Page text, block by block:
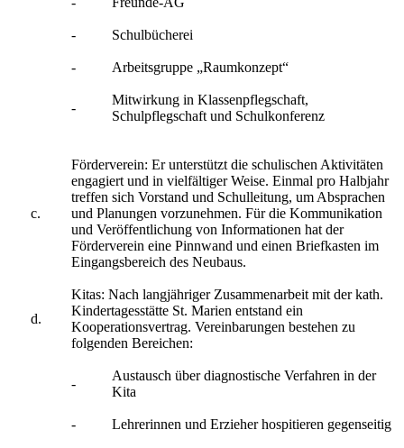
- Schulbücherei
- Arbeitsgruppe „Raumkonzept“
-
Mitwirkung in Klassenpflegschaft,
Schulpflegschaft und Schulkonferenz
c.
Förderverein: Er unterstützt die schulischen Aktivitäten
engagiert und in vielfältiger Weise. Einmal pro Halbjahr
treffen sich Vorstand und Schulleitung, um Absprachen
und Planungen vorzunehmen. Für die Kommunikation
und Veröffentlichung von Informationen hat der
Förderverein eine Pinnwand und einen Briefkasten im
Eingangsbereich des Neubaus.
d.
Kitas: Nach langjähriger Zusammenarbeit mit der kath.
Kindertagesstätte St. Marien entstand ein
Kooperationsvertrag. Vereinbarungen bestehen zu
folgenden Bereichen:
-
Austausch über diagnostische Verfahren in der
Kita
- Lehrerinnen und Erzieher hospitieren gegenseitig